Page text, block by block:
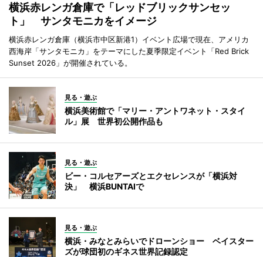
横浜赤レンガ倉庫で「レッドブリックサンセッ
ト」 サンタモニカをイメージ
横浜赤レンガ倉庫（横浜市中区新港1）イベント広場で現在、アメリカ
西海岸「サンタモニカ」をテーマにした夏季限定イベント「Red Brick
Sunset 2026」が開催されている。
見る・遊ぶ
横浜美術館で「マリー・アントワネット・スタイ
ル」展 世界初公開作品も
見る・遊ぶ
ビー・コルセアーズとエクセレンスが「横浜対
決」 横浜BUNTAIで
見る・遊ぶ
横浜・みなとみらいでドローンショー ベイスター
ズが球団初のギネス世界記録認定